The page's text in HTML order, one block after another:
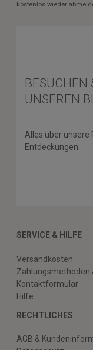
kostenlos wieder
BESUCHEN
UNSEREN
Alles über unsere
Entdeckungen.
SERVICE & HILFE
Versandkosten
Zahlungsmethoden
Kontaktformular
Hilfe
RECHTLICHES
AGB &